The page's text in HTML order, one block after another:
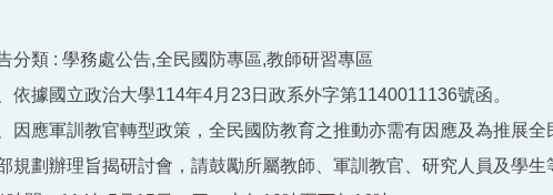
分類 : 學務處公告,全民國防專區,教師研習專區
依據國立政治大學114年4月23日政系外字第1140011136號函。
因應軍訓教官轉型政策，全民國防教育之推動亦需有因應及為推展
規劃辦理旨揭研討會，請鼓勵所屬教師、軍訓教官、研究人員及學生